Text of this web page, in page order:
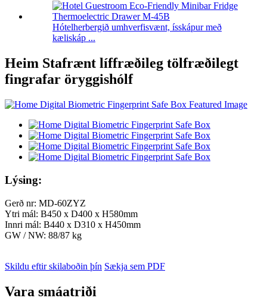
Hótelherbergið umhverfisvænt, ísskápur með
kæliskáp ...
Heim Stafrænt líffræðileg tölfræðilegt
fingrafar öryggishólf
Lýsing:
Gerð nr: MD-60ZYZ
Ytri mál: B450 x D400 x H580mm
Innri mál: B440 x D310 x H450mm
GW / NW: 88/87 kg
Skildu eftir skilaboðin þín Sækja sem PDF
Vara smáatriði